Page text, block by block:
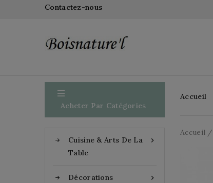
Contactez-nous

Acheter Par Catégories

Cuisine & Arts De La
Table

Décorations
Accueil
Accueil